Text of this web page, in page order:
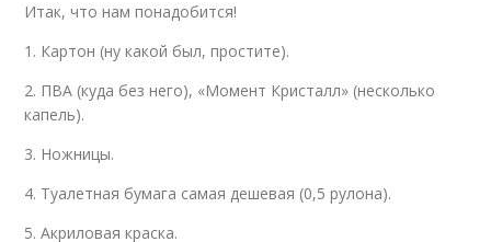
Итак, что нам понадобится!
1. Картон (ну какой был, простите).
2. ПВА (куда без него), «Момент Кристалл» (несколько
капель).
3. Ножницы.
4. Туалетная бумага самая дешевая (0,5 рулона).
5. Акриловая краска.